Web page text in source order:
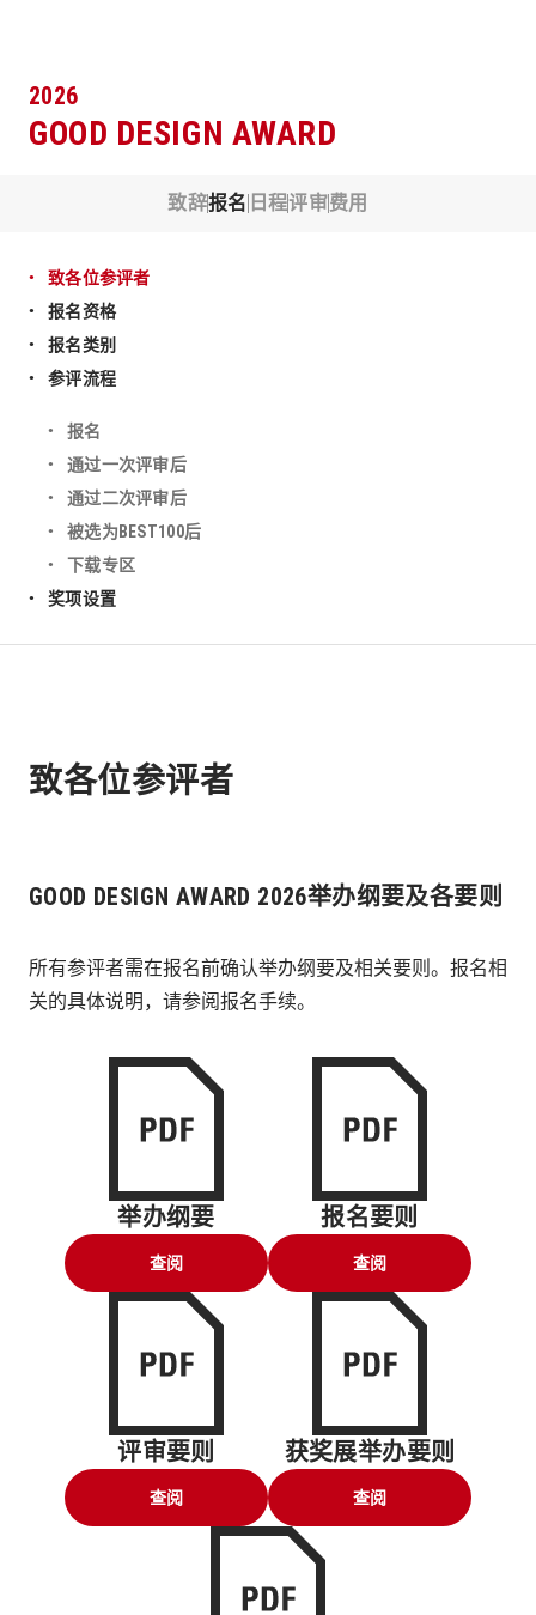
2026
GOOD DESIGN AWARD
致辞报名 日程评审费用
致各位参评者
报名资格
报名类别
参评流程
报名
通过一次评审后
通过二次评审后
被选为BEST100后
下载专区
奖项设置
致各位参评者
GOOD DESIGN AWARD 2026举办纲要及各要则
所有参评者需在报名前确认举办纲要及相关要则。报名相
关的具体说明，请参阅报名手续。
举办纲要
查阅
报名要则
查阅
评审要则
查阅
获奖展举办要则
查阅